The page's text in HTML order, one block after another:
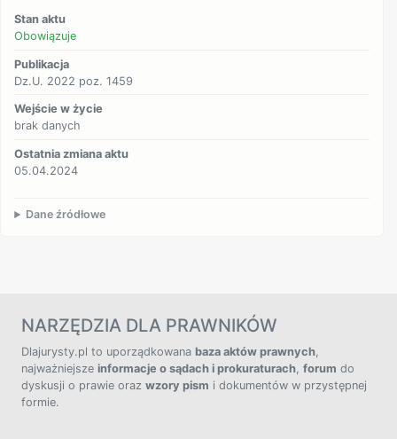
Stan aktu
Obowiązuje
Publikacja
Dz.U. 2022 poz. 1459
Wejście w życie
brak danych
Ostatnia zmiana aktu
05.04.2024
Dane źródłowe
NARZĘDZIA DLA PRAWNIKÓW
Dlajurysty.pl to uporządkowana baza aktów prawnych,
najważniejsze informacje o sądach i prokuraturach, forum do
dyskusji o prawie oraz wzory pism i dokumentów w przystępnej
formie.